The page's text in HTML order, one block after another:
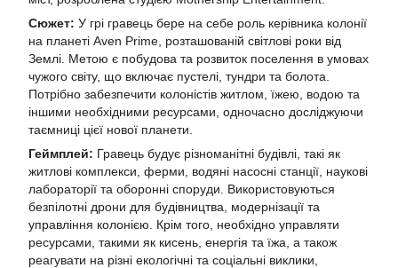
Сюжет: У грі гравець бере на себе роль керівника колонії
на планеті Aven Prime, розташованій світлові роки від
Землі. Метою є побудова та розвиток поселення в умовах
чужого світу, що включає пустелі, тундри та болота.
Потрібно забезпечити колоністів житлом, їжею, водою та
іншими необхідними ресурсами, одночасно досліджуючи
таємниці цієї нової планети.
Геймплей: Гравець будує різноманітні будівлі, такі як
житлові комплекси, ферми, водяні насосні станції, наукові
лабораторії та оборонні споруди. Використовуються
безпілотні дрони для будівництва, модернізації та
управління колонією. Крім того, необхідно управляти
ресурсами, такими як кисень, енергія та їжа, а також
реагувати на різні екологічні та соціальні виклики,